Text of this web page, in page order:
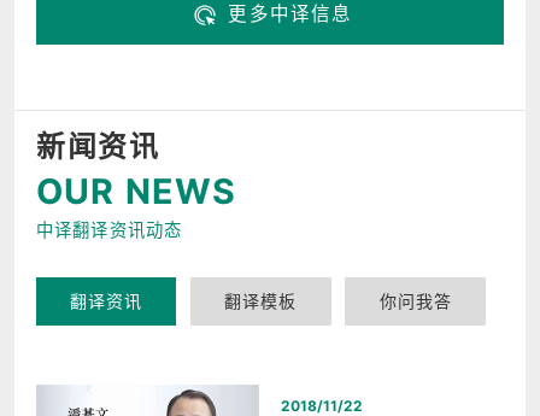
更多中译信息
新闻资讯
OUR NEWS
中译翻译资讯动态
翻译资讯 翻译模板 你问我答
2018/11/22